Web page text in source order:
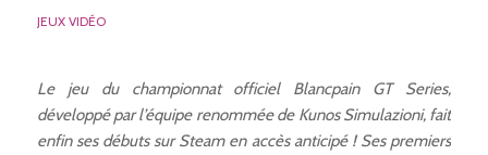
JEUX VIDÉO
Le jeu du championnat officiel Blancpain GT Series,
développé par l’équipe renommée de Kunos Simulazioni, fait
enfin ses débuts sur Steam en accès anticipé ! Ses premiers